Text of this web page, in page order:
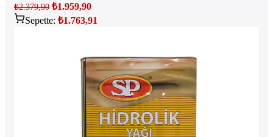
₺2.379,90 ₺1.959,90
Sepette: ₺1.763,91